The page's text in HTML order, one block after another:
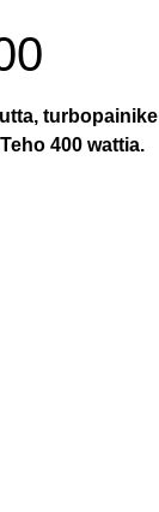
400 wattia.